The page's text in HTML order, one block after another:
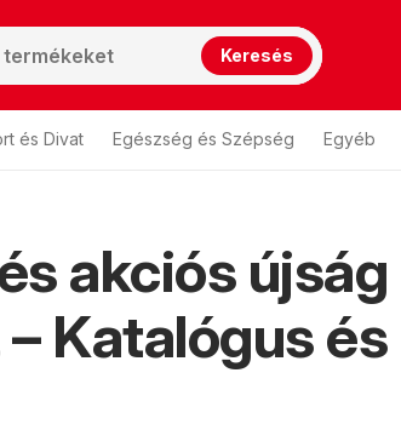
Keresés
és Divat Egészség és Szépség Egyéb
akciós újság
Katalógus és